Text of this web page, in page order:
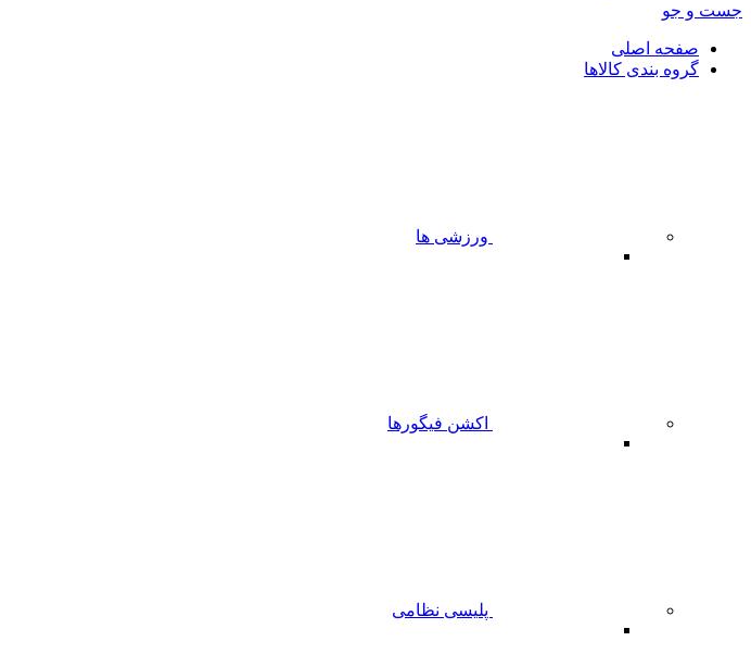
جست و جو
صفحه اصلی
گروه بندی کالاها
ورزشی ها
اکشن فیگورها
پلیسی نظامی